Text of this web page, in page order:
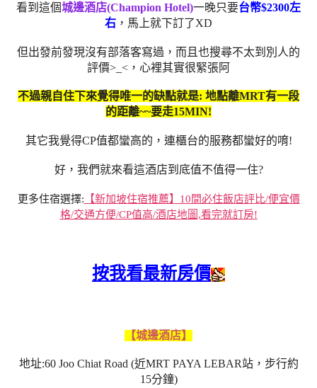
看到這個城邊酒店(Champion Hotel)一晚只要台幣$2300左
右 ，馬上就下訂了XD
但出發前發現沒有部落客寫過，而且也搜尋不太到別人的
評價>_<，心裡其實很緊張阿
不過親自住下來覺得唯一的缺點就是: 地點離MRT有一段
的距離~~要走15MIN!
其它我覺得CP值都蠻高的，連櫃台的服務都蠻好的唷!
好，我們就來看這酒店到底值不值得一住?
更多住宿選擇: 【新加坡住宿推薦】10間必住飯店評比/便宜價
格/交通方便/CP值高/酒店地圖,看完就訂房!
按我看最新房價
【城邊酒店】
地址:60 Joo Chiat Road (近MRT PAYA LEBAR站，步行約
15分鐘)